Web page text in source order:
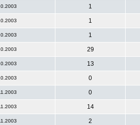
1
1
1
29
13
0
0
14
2